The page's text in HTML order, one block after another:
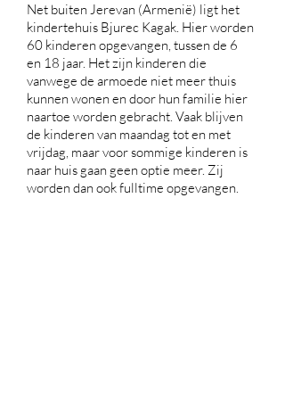
​Net buiten Jerevan (Armenië) ligt het
kindertehuis Bjurec Kagak. Hier worden
60 kinderen opgevangen, tussen de 6
en 18 jaar. Het zijn kinderen die
vanwege de armoede niet meer thuis
kunnen wonen en door hun familie hier
naartoe worden gebracht. Vaak blijven
de kinderen van maandag tot en met
vrijdag, maar voor sommige kinderen is
naar huis gaan geen optie meer. Zij
worden dan ook fulltime opgevangen.